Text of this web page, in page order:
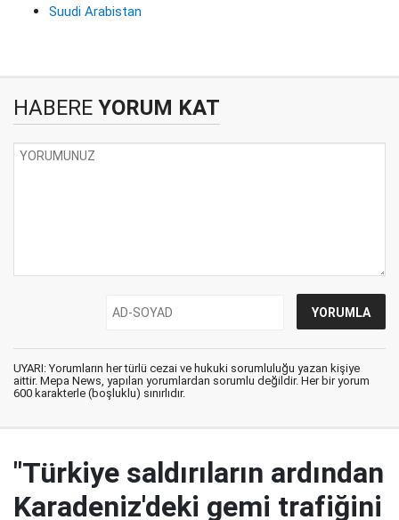
Suudi Arabistan
HABERE YORUM KAT
UYARI: Yorumların her türlü cezai ve hukuki sorumluluğu yazan kişiye
aittir. Mepa News, yapılan yorumlardan sorumlu değildir. Her bir yorum
600 karakterle (boşluklu) sınırlıdır.
"Türkiye saldırıların ardından
Karadeniz'deki gemi trafiğini